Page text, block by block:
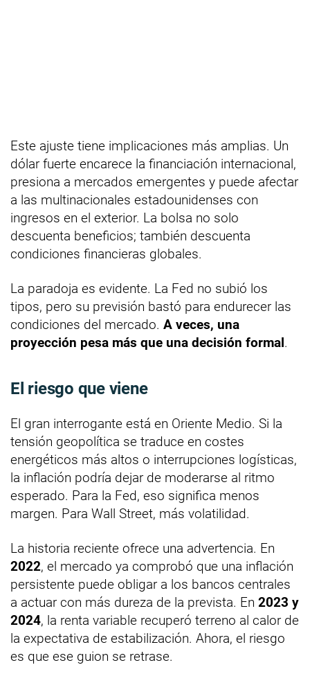
Este ajuste tiene implicaciones más amplias. Un
dólar fuerte encarece la financiación internacional,
presiona a mercados emergentes y puede afectar
a las multinacionales estadounidenses con
ingresos en el exterior. La bolsa no solo
descuenta beneficios; también descuenta
condiciones financieras globales.
La paradoja es evidente. La Fed no subió los
tipos, pero su previsión bastó para endurecer las
condiciones del mercado. A veces, una
proyección pesa más que una decisión formal.
El riesgo que viene
El gran interrogante está en Oriente Medio. Si la
tensión geopolítica se traduce en costes
energéticos más altos o interrupciones logísticas,
la inflación podría dejar de moderarse al ritmo
esperado. Para la Fed, eso significa menos
margen. Para Wall Street, más volatilidad.
La historia reciente ofrece una advertencia. En
2022, el mercado ya comprobó que una inflación
persistente puede obligar a los bancos centrales
a actuar con más dureza de la prevista. En 2023 y
2024, la renta variable recuperó terreno al calor de
la expectativa de estabilización. Ahora, el riesgo
es que ese guion se retrase.